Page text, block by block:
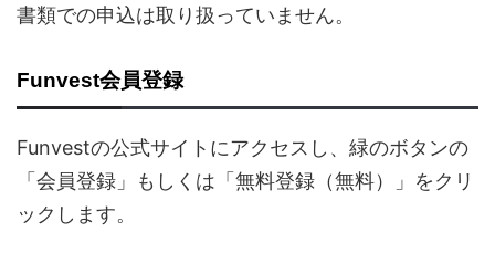
書類での申込は取り扱っていません。
Funvest会員登録
Funvestの公式サイトにアクセスし、緑のボタンの
「会員登録」もしくは「無料登録（無料）」をクリ
ックします。